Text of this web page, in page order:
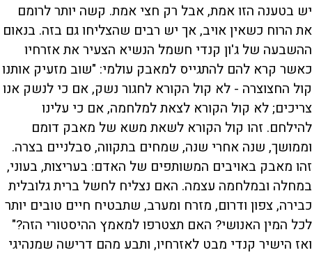
יש בטענה הזו אמת, אבל רק חצי אמת. קשה יותר לרומם
את הרוח כשאין אויב, אך יש רבים שהצליחו גם בזה. בנאום
ההשבעה של ג'ון קנדי ח‏‏‏שמל הנשיא הצעיר את אזרחיו
כאשר קרא להם להתגייס למאבק עולמי: "שוב מזעיק אותנו
קול החצוצרה - לא קול הקורא לחגור נשק, אם כי לנשק אנו
צריכים; לא קול הקורא לצאת למלחמה, אם כי עלינו
להילחם. זהו קול הקורא לשאת משא של מאבק דומם
וממושך, שנה אחרי שנה, שמחים בתקווה, סבלניים בצרה.
זהו מאבק באויבים המשותפים של האדם: בעריצות, בעוני,
במחלה ובמלחמה עצמה. האם נצליח לחשל ברית גלובלית
כבירה, צפון ודרום, מזרח ומערב, שתבטיח חיים טובים יותר
לכל המין האנושי? האם תצטרפו למאמץ ההיסטורי הזה?"
ואז הישיר קנדי מבט לאזרחיו, ותבע מהם דרישה שמנהיגי